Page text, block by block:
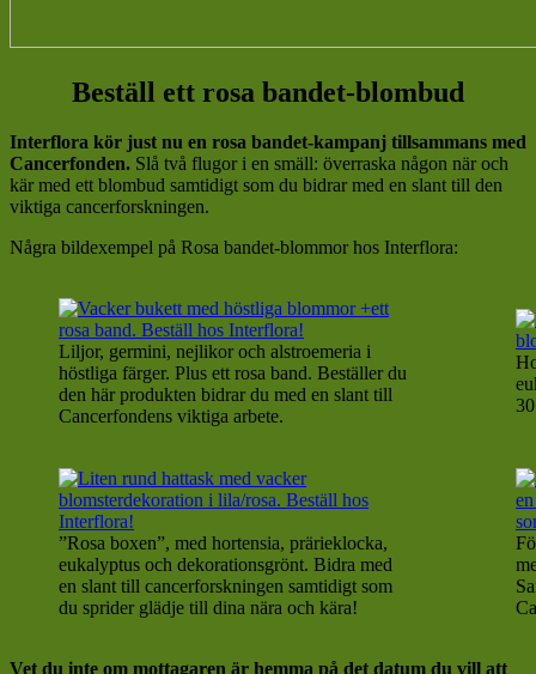
Beställ ett rosa bandet-blombud
Interflora kör just nu en rosa bandet-kampanj tillsammans med
Cancerfonden. Slå två flugor i en smäll: överraska någon när och
kär med ett blombud samtidigt som du bidrar med en slant till den
viktiga cancerforskningen.
Några bildexempel på Rosa bandet-blommor hos Interflora:
Liljor, germini, nejlikor och alstroemeria i
höstliga färger. Plus ett rosa band. Beställer du
den här produkten bidrar du med en slant till
Cancerfondens viktiga arbete.
”Rosa boxen”, med hortensia, prärieklocka,
eukalyptus och dekorationsgrönt. Bidra med
en slant till cancerforskningen samtidigt som
du sprider glädje till dina nära och kära!
Vet du inte om mottagaren är hemma på det datum du vill att